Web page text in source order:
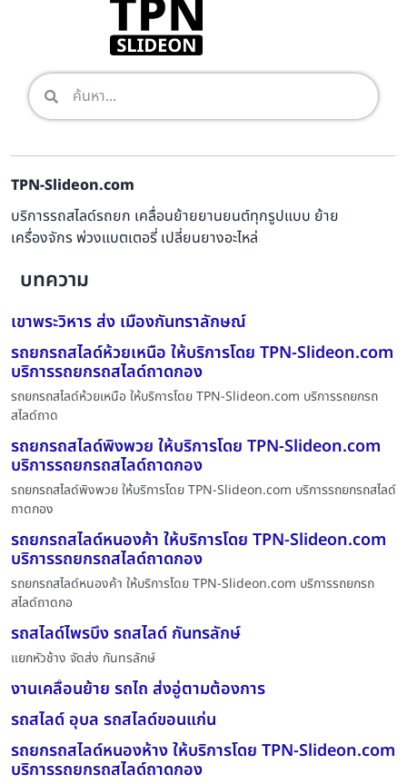
TPN-Slideon.com
บริการรถสไลด์รถยก เคลื่อนย้ายยานยนต์ทุกรูปแบบ ย้าย
เครื่องจักร พ่วงแบตเตอรี่ เปลี่ยนยางอะไหล่
บทความ
เขาพระวิหาร ส่ง เมืองกันทราลักษณ์
รถยกรถสไลด์ห้วยเหนือ ให้บริการโดย TPN-Slideon.com
บริการรถยกรถสไลด์ถาดกอง
รถยกรถสไลด์ห้วยเหนือ ให้บริการโดย TPN-Slideon.com บริการรถยกรถ
สไลด์ถาด
รถยกรถสไลด์พิงพวย ให้บริการโดย TPN-Slideon.com
บริการรถยกรถสไลด์ถาดกอง
รถยกรถสไลด์พิงพวย ให้บริการโดย TPN-Slideon.com บริการรถยกรถสไลด์
ถาดกอง
รถยกรถสไลด์หนองค้า ให้บริการโดย TPN-Slideon.com
บริการรถยกรถสไลด์ถาดกอง
รถยกรถสไลด์หนองค้า ให้บริการโดย TPN-Slideon.com บริการรถยกรถ
สไลด์ถาดกอ
รถสไลด์ไพรบึง รถสไลด์ กันทรลักษ์
แยกหัวช้าง จัดส่ง กันทรลักษ์
งานเคลื่อนย้าย รถไถ ส่งอู่ตามต้องการ
รถสไลด์ อุบล รถสไลด์ขอนแก่น
รถยกรถสไลด์หนองห้าง ให้บริการโดย TPN-Slideon.com
บริการรถยกรถสไลด์ถาดกอง